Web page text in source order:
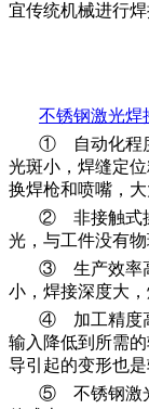
宜传统机械进行
不锈钢激光焊
① 自动化程
光斑小，焊缝定
换焊枪和喷嘴，
② 非接触式
光，与工件没有
③ 生产效率
小，焊接深度大，
④ 加工精度
输入降低到所需
导引起的变形也是
⑤ 不锈钢激